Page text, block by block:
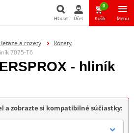
Hľadať Účet
0
Košík Menu
Reťaze a rozety
Rozety
7075-T6
- hliník
a zobrazte si kompatibilné súčiastky: